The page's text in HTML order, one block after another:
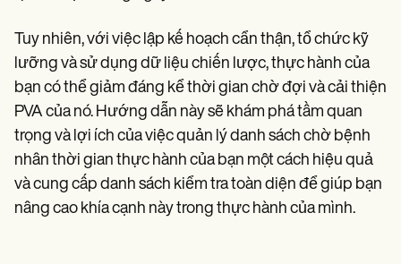
Tuy nhiên, với việc lập kế hoạch cẩn thận, tổ chức kỹ
lưỡng và sử dụng dữ liệu chiến lược, thực hành của
bạn có thể giảm đáng kể thời gian chờ đợi và cải thiện
PVA của nó. Hướng dẫn này sẽ khám phá tầm quan
trọng và lợi ích của việc quản lý danh sách chờ bệnh
nhân thời gian thực hành của bạn một cách hiệu quả
và cung cấp danh sách kiểm tra toàn diện để giúp bạn
nâng cao khía cạnh này trong thực hành của mình.